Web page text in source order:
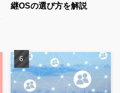
継OSの選び方を解説